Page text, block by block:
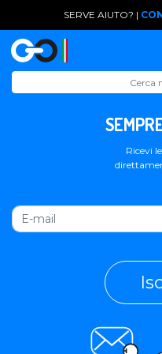
SERVE AIUTO? |
Ricevi